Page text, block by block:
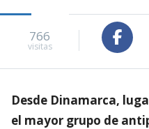
766
visitas
Desde Dinamarca,
el mayor grupo de